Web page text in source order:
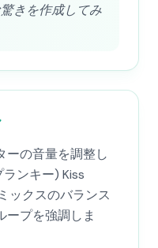
きを作成してみ
ーの音量を調整し
ンキー) Kiss
ックスのバランス
ープを強調しま